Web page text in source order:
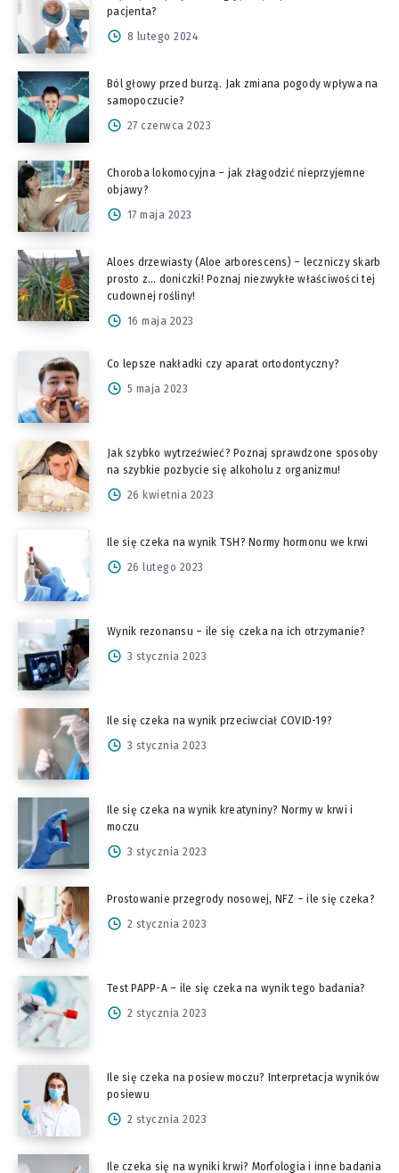
pacjenta?
8 lutego 2024
Ból głowy przed burzą. Jak zmiana pogody wpływa na
samopoczucie?
27 czerwca 2023
Choroba lokomocyjna – jak złagodzić nieprzyjemne
objawy?
17 maja 2023
Aloes drzewiasty (Aloe arborescens) – leczniczy skarb
prosto z… doniczki! Poznaj niezwykłe właściwości tej
cudownej rośliny!
16 maja 2023
Co lepsze nakładki czy aparat ortodontyczny?
5 maja 2023
Jak szybko wytrzeźwieć? Poznaj sprawdzone sposoby
na szybkie pozbycie się alkoholu z organizmu!
26 kwietnia 2023
Ile się czeka na wynik TSH? Normy hormonu we krwi
26 lutego 2023
Wynik rezonansu – ile się czeka na ich otrzymanie?
3 stycznia 2023
Ile się czeka na wynik przeciwciał COVID-19?
3 stycznia 2023
Ile się czeka na wynik kreatyniny? Normy w krwi i
moczu
3 stycznia 2023
Prostowanie przegrody nosowej, NFZ – ile się czeka?
2 stycznia 2023
Test PAPP-A – ile się czeka na wynik tego badania?
2 stycznia 2023
Ile się czeka na posiew moczu? Interpretacja wyników
posiewu
2 stycznia 2023
Ile czeka się na wyniki krwi? Morfologia i inne badania